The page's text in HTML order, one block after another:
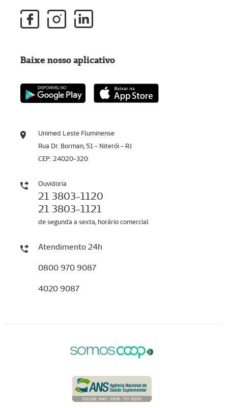
Unimed Leste Fluminense
Rua Dr. Borman, 51 - Niterói - RJ
CEP: 24020-320
Ouvidoria
21 3803-1120
21 3803-1121
de segunda a sexta, horário comercial
Atendimento 24h
0800 970 9087
4020 9087
Baixe nosso aplicativo